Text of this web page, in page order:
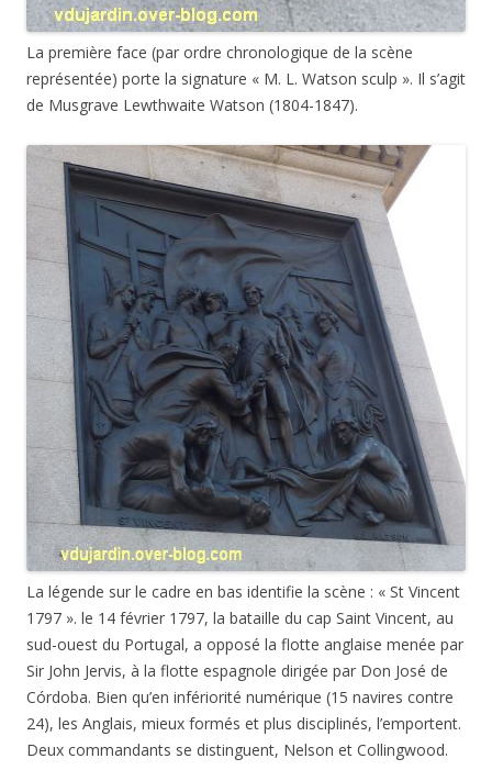
La première face (par ordre chronologique de la scène
représentée) porte la signature « M. L. Watson sculp ». Il s’agit
de Musgrave Lewthwaite Watson (1804-1847).
La légende sur le cadre en bas identifie la scène : « St Vincent
1797 ». le 14 février 1797, la bataille du cap Saint Vincent, au
sud-ouest du Portugal, a opposé la flotte anglaise menée par
Sir John Jervis, à la flotte espagnole dirigée par Don José de
Córdoba. Bien qu’en infériorité numérique (15 navires contre
24), les Anglais, mieux formés et plus disciplinés, l’emportent.
Deux commandants se distinguent, Nelson et Collingwood.